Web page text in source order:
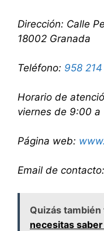
Dirección: Calle
18002 Granada
Teléfono: 958
Horario de
viernes de 9:00 a
Página web:
Email de contacto:
Quizás
necesitas